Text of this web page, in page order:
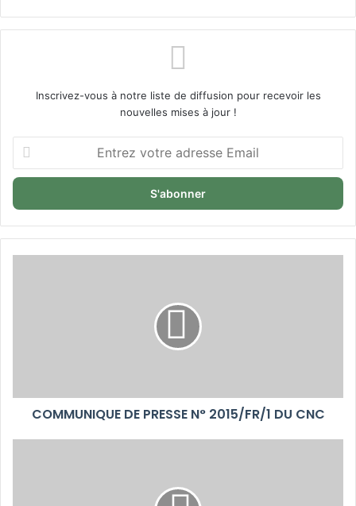
Inscrivez-vous à notre liste de diffusion pour recevoir les
nouvelles mises à jour !
votre
adresse
COMMUNIQUE DE PRESSE N° 2015/FR/1 DU CNC